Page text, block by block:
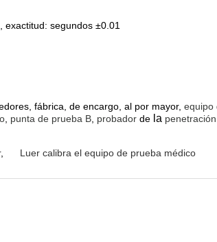
segundos ±0.01
fábrica, de encargo, al por mayor, equipo
punta de prueba B probador de la
, Luer calibra el equipo de prueba médico